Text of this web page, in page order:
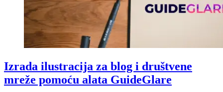
Izrada ilustracija za blog i društvene
mreže pomoću alata GuideGlare